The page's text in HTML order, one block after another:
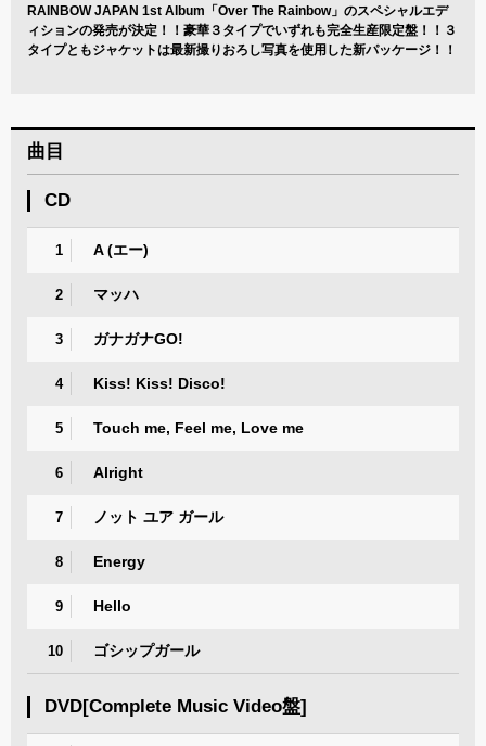
RAINBOW JAPAN 1st Album「Over The Rainbow」のスペシャルエデ
ィションの発売が決定！！豪華３タイプでいずれも完全生産限定盤！！３
タイプともジャケットは最新撮りおろし写真を使用した新パッケージ！！
曲目
CD
1 A (エー)
2 マッハ
3 ガナガナGO!
4 Kiss! Kiss! Disco!
5 Touch me, Feel me, Love me
6 Alright
7 ノット ユア ガール
8 Energy
9 Hello
10 ゴシップガール
DVD[Complete Music Video盤]